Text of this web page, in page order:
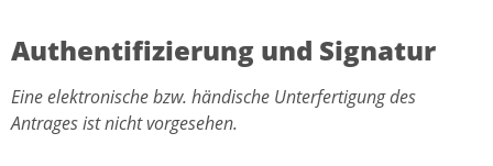
Authentifizierung und Signatur
Eine elektronische bzw. händische Unterfertigung des
Antrages ist nicht vorgesehen.